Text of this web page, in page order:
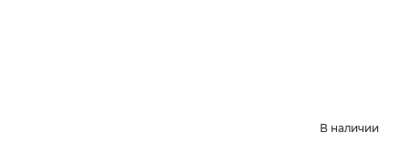
В наличии